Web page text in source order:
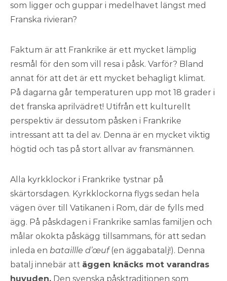
som ligger och guppar i medelhavet längst med
Franska rivieran?
Faktum är att Frankrike är ett mycket lämplig
resmål för den som vill resa i påsk. Varför? Bland
annat för att det är ett mycket behagligt klimat.
På dagarna går temperaturen upp mot 18 grader i
det franska aprilvädret! Utifrån ett kulturellt
perspektiv är dessutom påsken i Frankrike
intressant att ta del av. Denna är en mycket viktig
högtid och tas på stort allvar av fransmännen.
Alla kyrkklockor i Frankrike tystnar på
skärtorsdagen. Kyrkklockorna flygs sedan hela
vägen över till Vatikanen i Rom, där de fylls med
ägg. På påskdagen i Frankrike samlas familjen och
målar okokta påskägg tillsammans, för att sedan
inleda en bataillle d’œuf(en äggabatalj!). Denna
batalj innebär att äggen knäcks mot varandras
huvuden. Den svenska påsktraditionen som